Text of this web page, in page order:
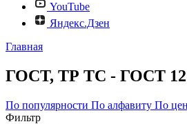
YouTube
Яндекс.Дзен
Главная
ГОСТ, ТР ТС - ГОСТ
По популярности По алфавиту По
Фильтр